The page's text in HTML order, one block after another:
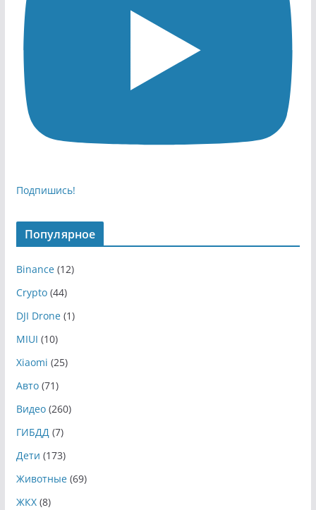
Подпишись!
Популярное
Binance(12)
Crypto(44)
DJI Drone(1)
MIUI (10)
Xiaomi (25)
Авто(71)
Видео(260)
ГИБДД(7)
Дети (173)
Животные(69)
ЖКХ(8)